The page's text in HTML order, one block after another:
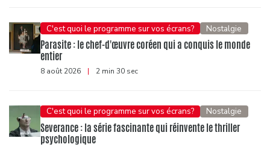
C'est quoi le programme sur vos écrans? Nostalgie
Parasite : le chef-d'œuvre coréen qui a conquis le monde
entier
8 août 2026 | 2 min 30 sec
C'est quoi le programme sur vos écrans? Nostalgie
Severance : la série fascinante qui réinvente le thriller
psychologique